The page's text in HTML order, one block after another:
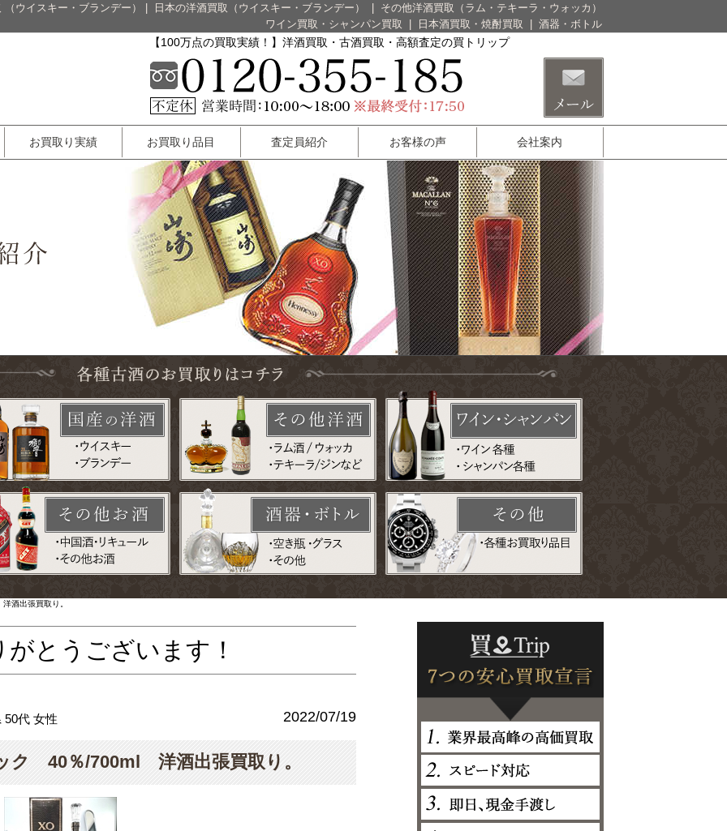
ウイスキー・ブランデー） 日本の洋酒買取（ウイスキー・ブランデー）
その他洋酒買取（ラム・テキーラ・ウォッカ）
ワイン買取・シャンパン買取
日本酒買取・焼酎買取 酒器・ボトル
【100万点の買取実績！】洋酒買取・古酒買取・高額査定の買トリップ
お買取り実績 お買取り品目 査定員紹介 お客様の声 会社案内
酒出張買取り。
とうございます！
50代 女性 2022/07/19
40％/700ml 洋酒出張買取り。